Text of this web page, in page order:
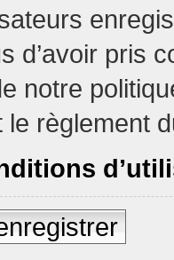
d’avoir pris
notre
le règlement